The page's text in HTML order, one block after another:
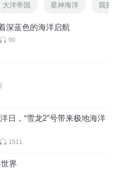
大洋帝国 星神海洋 我要
深蓝色的海洋启航
90
日，“雪龙2”号带来极地海洋
1511
界